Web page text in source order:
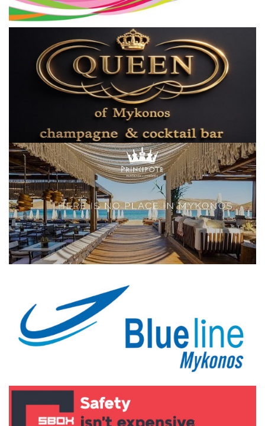
L’Art des Sens
Local Elections 2023
Elections 2023
Γλώσσα
Ελληνικά English